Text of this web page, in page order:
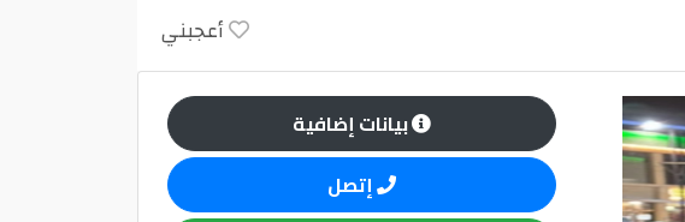
أعجبني
بيانات إضافية
إتصل